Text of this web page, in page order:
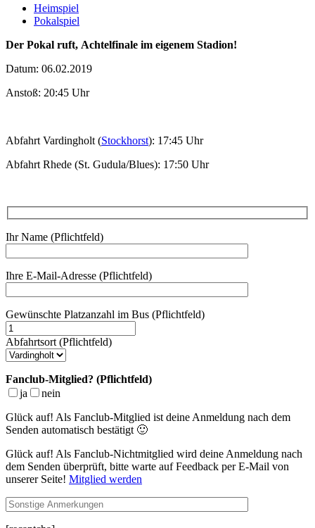
Heimspiel
Pokalspiel
Der Pokal ruft, Achtelfinale im eigenem Stadion!
Datum: 06.02.2019
Anstoß: 20:45 Uhr
Abfahrt Vardingholt (Stockhorst): 17:45 Uhr
Abfahrt Rhede (St. Gudula/Blues): 17:50 Uhr
Ihr Name (Pflichtfeld)
Ihre E-Mail-Adresse (Pflichtfeld)
Gewünschte Platzanzahl im Bus (Pflichtfeld)
Abfahrtsort (Pflichtfeld)
Fanclub-Mitglied? (Pflichtfeld)
ja
nein
Glück auf! Als Fanclub-Mitglied ist deine Anmeldung nach dem
Senden automatisch bestätigt 🙂
Glück auf! Als Fanclub-Nichtmitglied wird deine Anmeldung nach
dem Senden überprüft, bitte warte auf Feedback per E-Mail von
unserer Seite! Mitglied werden